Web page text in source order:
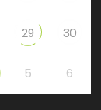
29 30
5 6